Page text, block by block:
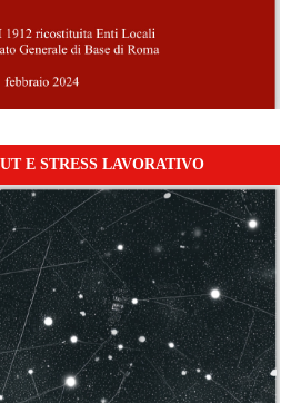
E STRESS LAVORATIVO